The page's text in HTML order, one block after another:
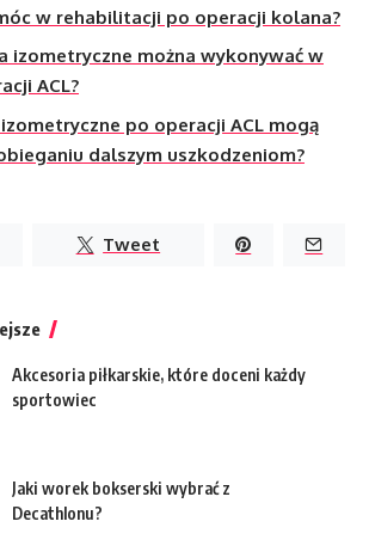
w rehabilitacji po operacji kolana?
izometryczne można wykonywać w
ACL?
po operacji ACL mogą
dalszym uszkodzeniom?
Tweet
Akcesoria piłkarskie, które doceni każdy
sportowiec
Jaki worek bokserski wybrać z
Decathlonu?